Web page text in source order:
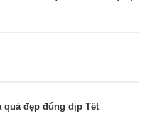
quả đẹp đúng dịp Tết